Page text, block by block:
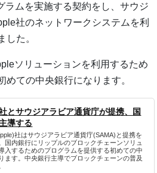
ラムを実施する契約をし、サウジ
社のネットワークシステムを利
した。
ソリューションを利用するため
めての中央銀行になります。
とサウジアラビア通貨庁が提携、国
導する
社はサウジアラビア通貨庁(SAMA)と提携を
国内銀行にリップルのブロックチェーンソリュ
入するためのプログラムを提供する初めての中
ます。中央銀行主導でブロックチェーンの普及